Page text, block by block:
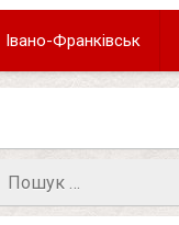
Івано-Франківськ